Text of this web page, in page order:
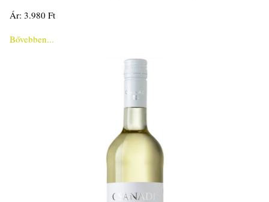
Ár: 3.980 Ft
Bővebben...